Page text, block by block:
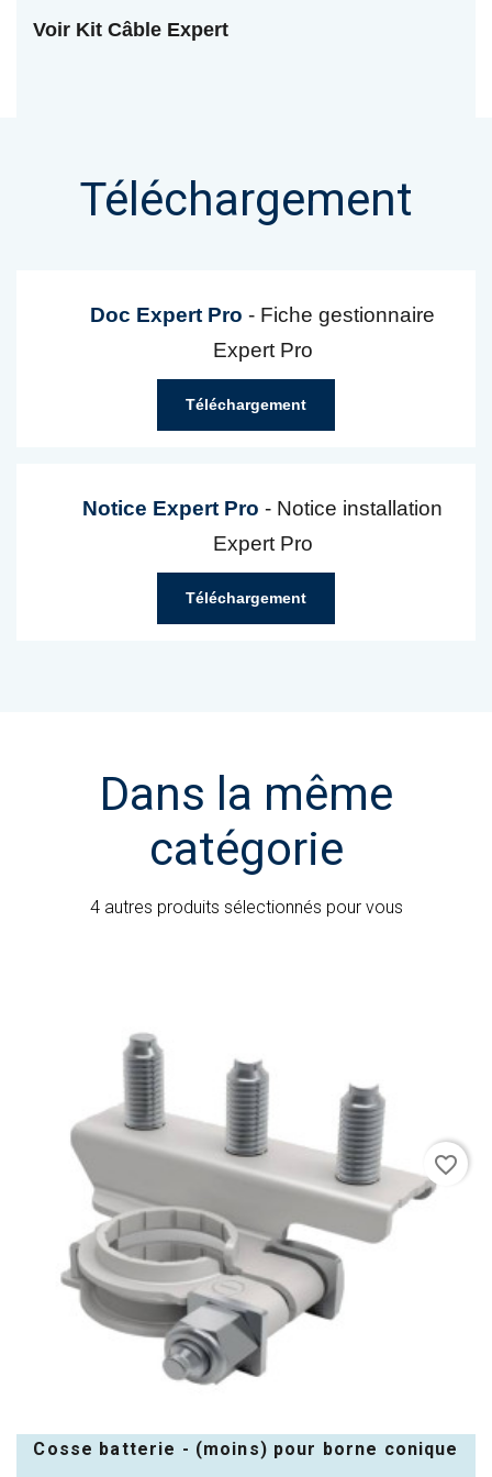
Voir Kit Câble Expert
Téléchargement
Doc Expert Pro - Fiche gestionnaire
Expert Pro
Téléchargement
Notice Expert Pro - Notice installation
Expert Pro
Téléchargement
Dans la même
catégorie
4 autres produits sélectionnés pour vous
Cosse batterie - (moins) pour borne conique
favorite_border